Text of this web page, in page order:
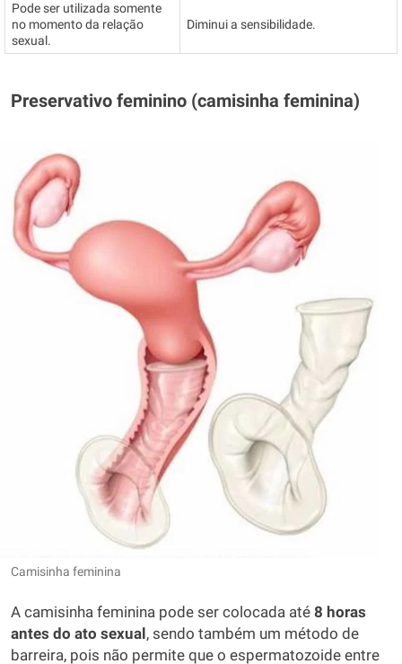
Pode ser utilizada somente
no momento da relação
sexual.
Diminui a sensibilidade.
Preservativo feminino (camisinha feminina)
Camisinha feminina
A camisinha feminina pode ser colocada até 8 horas
antes do ato sexual , sendo também um método de
barreira, pois não permite que o espermatozoide entre